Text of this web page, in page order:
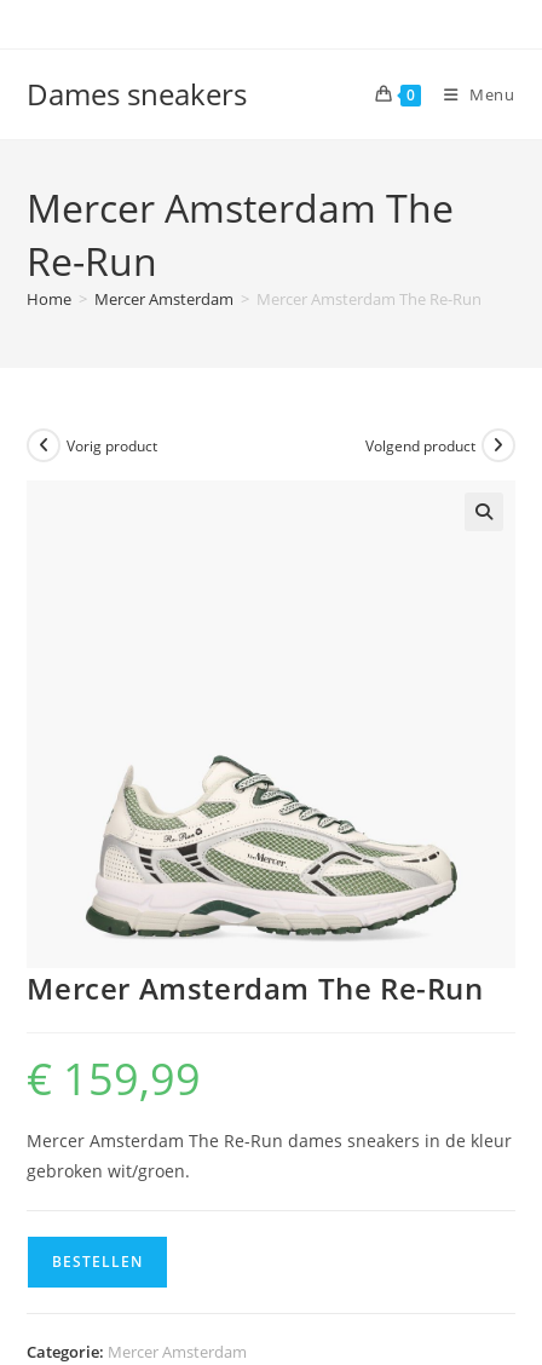
Dames sneakers 0 Menu
Mercer Amsterdam The
Re-Run
Home > Mercer Amsterdam > Mercer Amsterdam The Re-Run
Vorig product Volgend product
Mercer Amsterdam The Re-Run
€ 159,99
Mercer Amsterdam The Re-Run dames sneakers in de kleur
gebroken wit/groen.
BESTELLEN
Categorie: Mercer Amsterdam